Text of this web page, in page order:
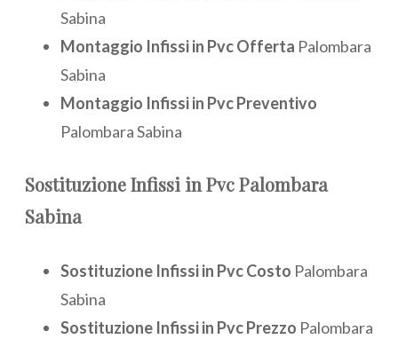
Sabina
Montaggio Infissi in Pvc Offerta Palombara
Sabina
Montaggio Infissi in Pvc Preventivo
Palombara Sabina
SostituzioneInfissi in Pvc Palombara
Sabina
Sostituzione Infissi in Pvc Costo Palombara
Sabina
Sostituzione Infissi in Pvc Prezzo Palombara